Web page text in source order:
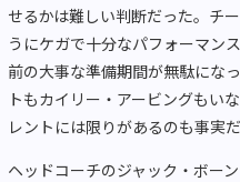
せるかは難しい判断だった。チ
うにケガで十分なパフォーマン
前の大事な準備期間が無駄にな
トもカイリー・アービングもい
レントには限りがあるのも事実だ
ヘッドコーチのジャック・ボー